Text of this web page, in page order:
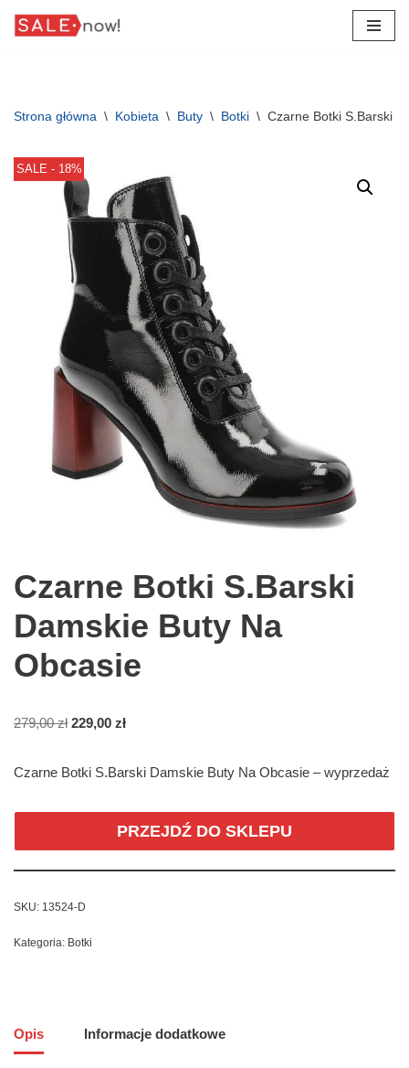
Strona główna \ Kobieta \ Buty \ Botki \ Czarne Botki S.Barski
SALE - 18%
Czarne Botki S.Barski
Damskie Buty Na
Obcasie
279,00zł 229,00 zł
Czarne Botki S.Barski Damskie Buty Na Obcasie – wyprzedaż
PRZEJDŹ DO SKLEPU
SKU: 13524-D
Kategoria: Botki
Opis Informacje dodatkowe